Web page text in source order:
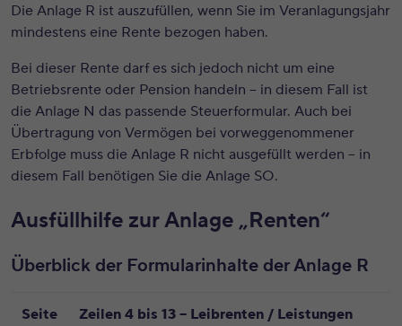
Die Anlage R ist auszufüllen, wenn Sie im Veranlagungsjahr
mindestens eine Rente bezogen haben.
Bei dieser Rente darf es sich jedoch nicht um eine
Betriebsrente oder Pension handeln – in diesem Fall ist
die Anlage N das passende Steuerformular. Auch bei
Übertragung von Vermögen bei vorweggenommener
Erbfolge muss die Anlage R nicht ausgefüllt werden – in
diesem Fall benötigen Sie die Anlage SO.
Ausfüllhilfe zur Anlage „Renten“
Überblick der Formularinhalte der Anlage R
Seite
Zeilen 4 bis 13 – Leibrenten / Leistungen